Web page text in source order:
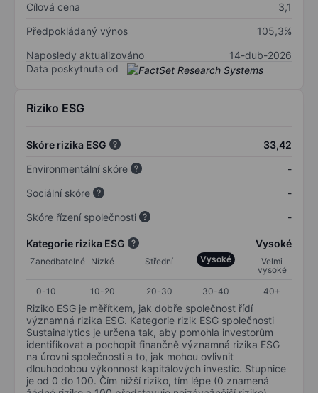
Cílová cena
3,1
Předpokládaný výnos
105,3%
Naposledy aktualizováno
14-dub-2026
Data poskytnuta od
Riziko ESG
Skóre rizika ESG
33,42
Environmentální skóre
-
Sociální skóre
-
Skóre řízení společnosti
-
Kategorie rizika ESG Vysoké
Zanedbatelné Nízké Střední Vysoké
Velmi
vysoké
0-10
10-20 20-30 30-40 40+
Riziko ESG je měřítkem, jak dobře společnost řídí
významná rizika ESG. Kategorie rizik ESG společnosti
Sustainalytics je určena tak, aby pomohla investorům
identifikovat a pochopit finančně významná rizika ESG
na úrovni společnosti a to, jak mohou ovlivnit
dlouhodobou výkonnost kapitálových investic. Stupnice
je od 0 do 100. Čím nižší riziko, tím lépe (0 znamená